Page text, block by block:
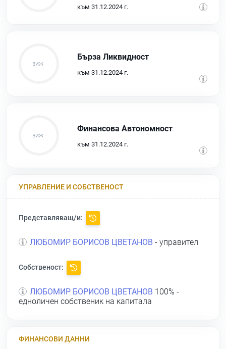
към 31.12.2024 г.
Бърза Ликвидност
към 31.12.2024 г.
Финансова Автономност
към 31.12.2024 г.
УПРАВЛЕНИЕ И СОБСТВЕНОСТ
Представляващ/и:
ЛЮБОМИР БОРИСОВ ЦВЕТАНОВ - управител
Собственост:
ЛЮБОМИР БОРИСОВ ЦВЕТАНОВ 100% -
едноличен собственик на капитала
ФИНАНСОВИ ДАННИ